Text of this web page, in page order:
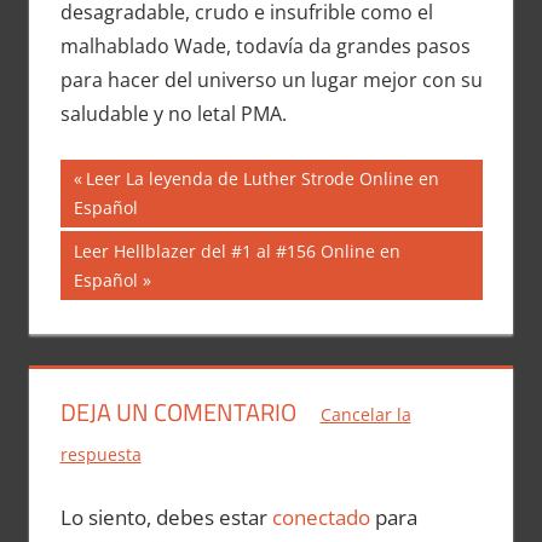
desagradable, crudo e insufrible como el
malhablado Wade, todavía da grandes pasos
para hacer del universo un lugar mejor con su
saludable y no letal PMA.
Navegación
de
entradas
Entrada
anterior:
Leer La leyenda de Luther Strode Online en
Español
Siguiente
entrada:
Leer Hellblazer del #1 al #156 Online en
Español
DEJA UN COMENTARIO
Cancelar la
respuesta
Lo siento, debes estar conectadopara